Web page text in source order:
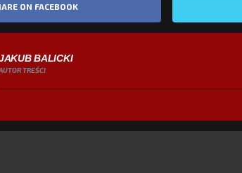
ON FACEBOOK
BALICKI
TREŚCI